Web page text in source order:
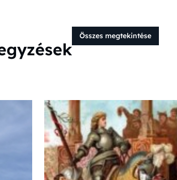
Összes megtekintése